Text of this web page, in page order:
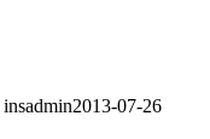
insadmin2013-07-26